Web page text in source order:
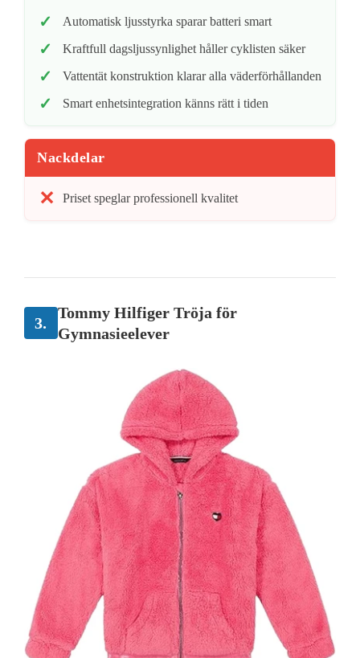
Automatisk ljusstyrka sparar batteri smart
Kraftfull dagsljussynlighet håller cyklisten säker
Vattentät konstruktion klarar alla väderförhållanden
Smart enhetsintegration känns rätt i tiden
Nackdelar
Priset speglar professionell kvalitet
3.
Tommy Hilfiger Tröja för
Gymnasieelever